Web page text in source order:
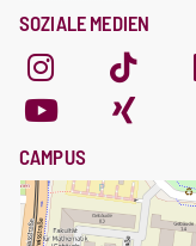
SOZIALE MEDIEN
CAMPUS